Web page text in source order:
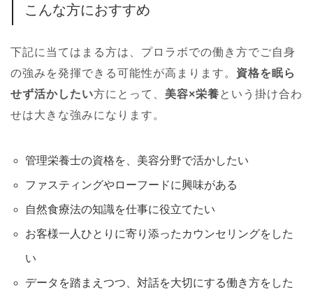
こんな方におすすめ
下記に当てはまる方は、プロラボでの働き方でご自身
の強みを発揮できる可能性が高まります。 資格を眠ら
せず活かしたい方にとって、 美容×栄養という掛け合わ
せは大きな強みになります。
管理栄養士の資格を、美容分野で活かしたい
ファスティングやローフードに興味がある
自然食療法の知識を仕事に役立てたい
お客様一人ひとりに寄り添ったカウンセリングをした
い
データを踏まえつつ、対話を大切にする働き方をした